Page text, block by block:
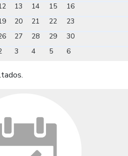
13 14 15
16
20 21 22
23
27 28 29
30
3 4 5 6